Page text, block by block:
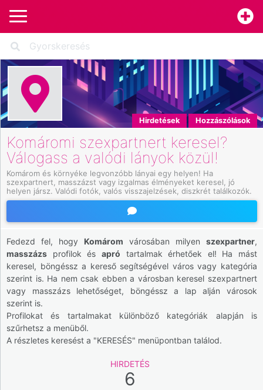
Hirdetések Hozzászólások
Komáromi szexpartnert keresel?
Válogass a valódi lányok közül!
Komárom és környéke legvonzóbb lányai egy helyen! Ha
szexpartnert, masszázst vagy izgalmas élményeket keresel, jó
helyen jársz. Valódi fotók, valós visszajelzések, diszkrét találkozók.
HIRDETÉS
6
Fedezd fel, hogy Komárom városában milyen szexpartner,
masszázs profilok és apró tartalmak érhetőek el! Ha mást
keresel, böngéssz a kereső segítségével város vagy kategória
szerint is. Ha nem csak ebben a városban keresel szexpartnert
vagy masszázs lehetőséget, böngéssz a lap alján városok
szerint is.
Profilokat és tartalmakat különböző kategóriák alapján is
szűrhetsz a menüből.
A részletes keresést a "KERESÉS" menüpontban találod.